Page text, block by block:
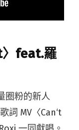
〉feat.羅
圈粉的新人
詞 MV〈Can‘t